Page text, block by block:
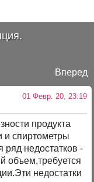
Вперед
01 Февр. 20, 23:19
продукта
и спиртометры
недостатков -
объем,требуется
недостатки